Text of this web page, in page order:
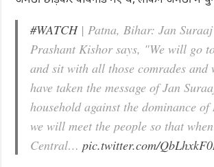
#WATCH| Patna, Bihar: Jan
Prashant Kishor says, "We will go
and sit with all those comrades and
have taken the message of Jan
household against the dominance of
we will meet the people so that
Central…pic.twitter.com/